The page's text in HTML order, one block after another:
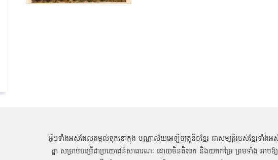
អ្វីៗទាំងអស់ដែលតម្កល់ទុកនៅក្នុង បណ្ណាល័យអេឡិចត្រូនិចខ្មែរ ជាសម្បតិ្តរបស់ខ្មែរទាំងអ
គ្នា សម្រាប់បម្រើជាប្រយោជន៍សាធារណៈ ដោយមិនគិតរក និងយកកម្រៃ ព្រមទាំង អាចឱ្យ